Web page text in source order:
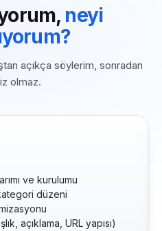
neyi
açıkça söylerim, sonradan
olmaz.
ve kurulumu
düzeni
açıklama, URL yapısı)